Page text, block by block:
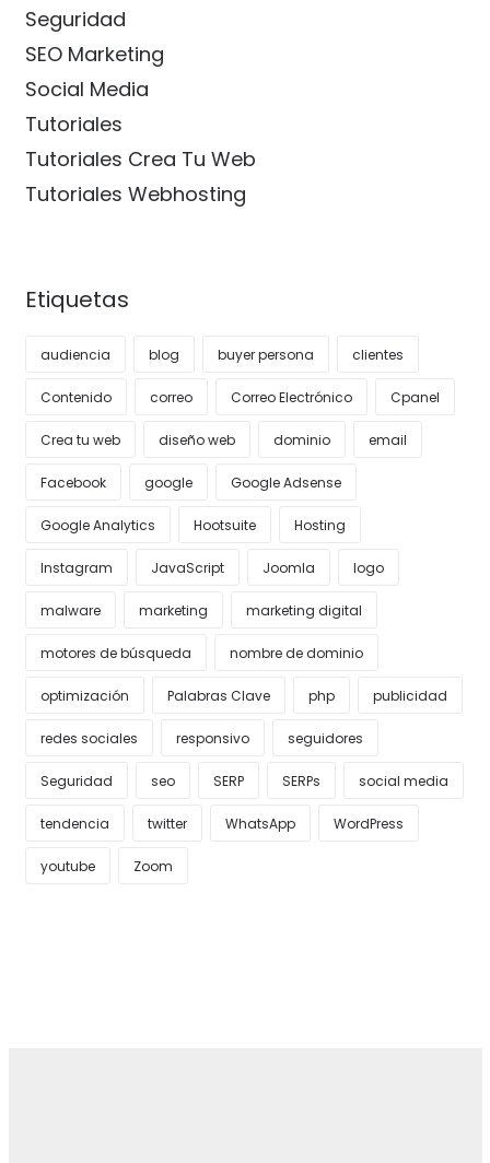
Seguridad
SEO Marketing
Social Media
Tutoriales
Tutoriales Crea Tu Web
Tutoriales Webhosting
Etiquetas
audiencia blog buyer persona clientes
Contenido correo Correo Electrónico Cpanel
Crea tu web diseño web dominio email
Facebook google Google Adsense
Google Analytics Hootsuite Hosting
Instagram JavaScript Joomla logo
malware marketing marketing digital
motores de búsqueda nombre de dominio
optimización Palabras Clave php publicidad
redes sociales responsivo seguidores
Seguridad seo SERP SERPs social media
tendencia twitter WhatsApp WordPress
youtube Zoom